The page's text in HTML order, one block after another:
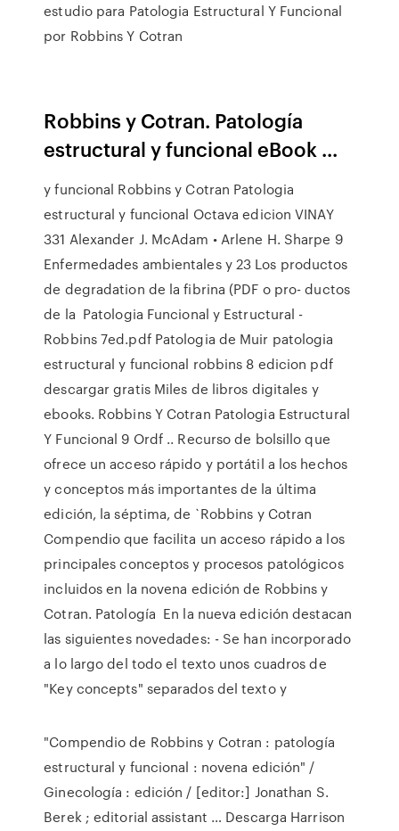
estudio para Patologia Estructural Y Funcional
por Robbins Y Cotran
Robbins y Cotran. Patología
estructural y funcional eBook ...
y funcional Robbins y Cotran Patologia
estructural y funcional Octava edicion VINAY
331 Alexander J. McAdam • Arlene H. Sharpe 9
Enfermedades ambientales y 23 Los productos
de degradation de la fibrina (PDF o pro- ductos
de la Patologia Funcional y Estructural -
Robbins 7ed.pdf Patologia de Muir patologia
estructural y funcional robbins 8 edicion pdf
descargar gratis Miles de libros digitales y
ebooks. Robbins Y Cotran Patologia Estructural
Y Funcional 9 Ordf .. Recurso de bolsillo que
ofrece un acceso rápido y portátil a los hechos
y conceptos más importantes de la última
edición, la séptima, de `Robbins y Cotran
Compendio que facilita un acceso rápido a los
principales conceptos y procesos patológicos
incluidos en la novena edición de Robbins y
Cotran. Patología En la nueva edición destacan
las siguientes novedades: - Se han incorporado
a lo largo del todo el texto unos cuadros de
"Key concepts" separados del texto y
"Compendio de Robbins y Cotran : patología
estructural y funcional : novena edición" /
Ginecología : edición / [editor:] Jonathan S.
Berek ; editorial assistant … Descarga Harrison